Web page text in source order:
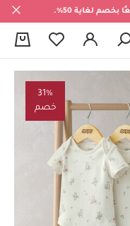
لغاية 50%.
31%
خصم